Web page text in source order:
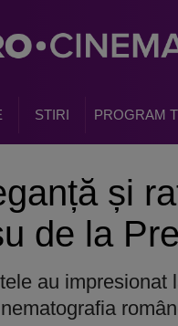
STIRI PROGRAM
și
de la
au impresionat